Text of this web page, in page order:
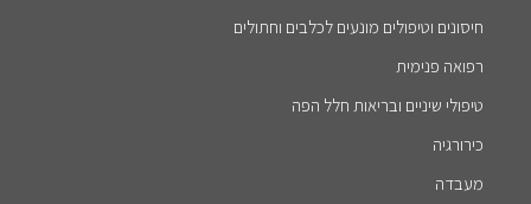
חיסונים וטיפולים מונעים לכלבים וחתולים
רפואה פנימית
טיפולי שיניים ובריאות חלל הפה
כירורגיה
מעבדה